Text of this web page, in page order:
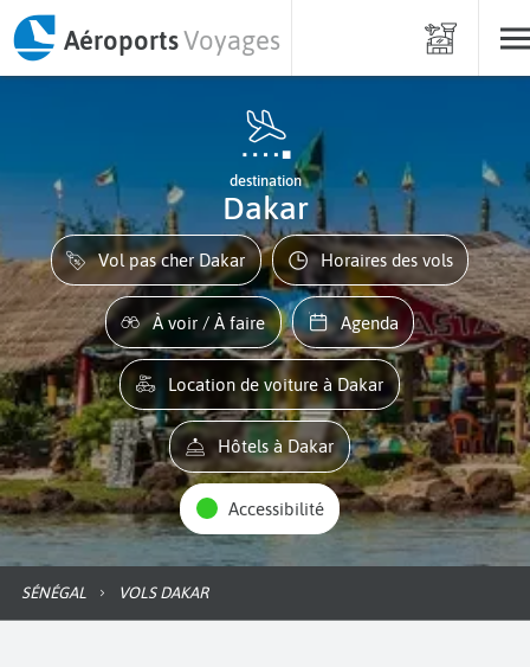
AéroportsVoyages
destination
Dakar
Vol pas cher Dakar Horaires des vols
À voir / À faire Agenda
Location de voiture à Dakar
Hôtels à Dakar
Accessibilité
SÉNÉGAL VOLS DAKAR